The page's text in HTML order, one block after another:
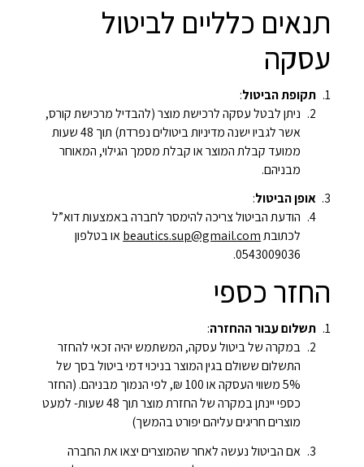
תנאים כלליים לביטול
עסקה
תקופת הביטול:
ניתן לבטל עסקה לרכישת מוצר (להבדיל מרכישת קורס,
אשר לגביו ישנה מדיניות ביטולים נפרדת) תוך 48 שעות
ממועד קבלת המוצר או קבלת מסמך הגילוי, המאוחר
מבניהם.
אופן הביטול:
הודעת הביטול צריכה להימסר לחברה באמצעות דוא”ל
לכתובתbeautics.sup@gmail.comאו בטלפון
0543009036.
החזר כספי
תשלום עבור ההחזרה:
במקרה של ביטול עסקה, המשתמש יהיה זכאי להחזר
התשלום ששולם בגין המוצר בניכוי דמי ביטול בסך של
5% משווי העסקה או 100 ₪, לפי הנמוך מבניהם. (החזר
כספי יינתן במקרה של החזרת מוצר תוך 48 שעות- למעט
מוצרים חריגים עליהם יפורט בהמשך)
אם הביטול נעשה לאחר שהמוצרים יצאו את החברה